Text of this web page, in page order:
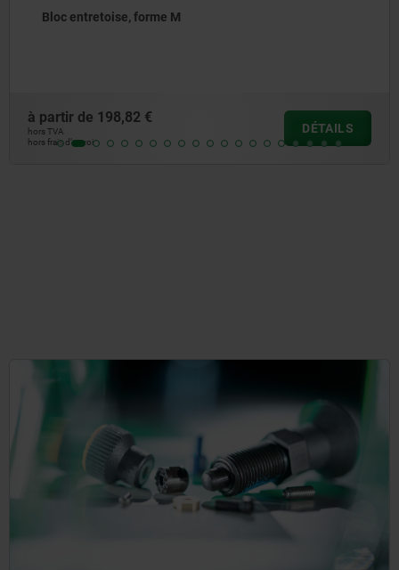
DÉTAILS
à partir de 399,64 €
hors frais d’envoi